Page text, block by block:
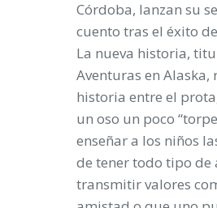
Córdoba, lanzan su
cuento tras el éxito
La nueva historia,
Aventuras en Alaska,
historia entre el
un oso un poco
enseñar a los niños
de tener todo tipo de
transmitir valores